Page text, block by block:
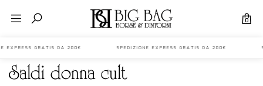
0
EXPRESS GRATIS DA 200€ SPEDIZIONE EXPRESS GRATIS DA 200€
saldi donnacult